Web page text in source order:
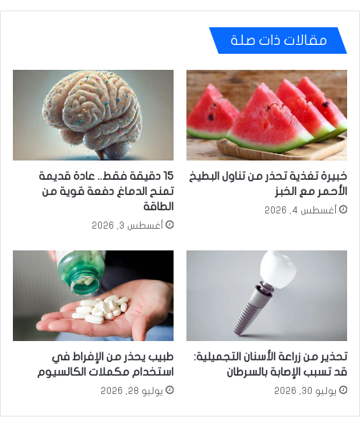
مقالات ذات صلة
خبيرة تغذية تحذر من تناول البطيخ
الأحمر مع الخبز
أغسطس 4, 2026
15 دقيقة فقط.. عادة قديمة
تمنح الدماغ دفعة قوية من
الطاقة
أغسطس 3, 2026
تحذير من زراعة الأسنان التجميلية:
قد تسبب الإصابة بالسرطان
يوليو 30, 2026
طبيب يحذر من الإفراط في
استخدام مكملات الكالسيوم
يوليو 28, 2026